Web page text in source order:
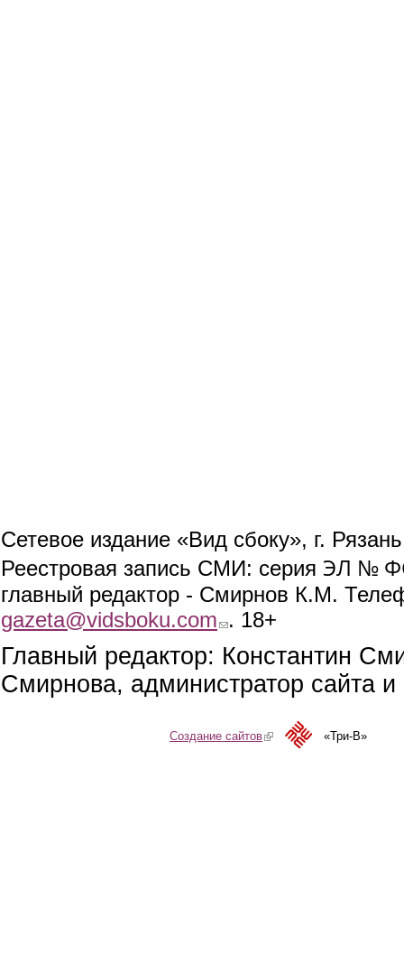
Сетевое издание «Вид сбоку», г.
Реестровая запись СМИ: серия ЭЛ №
главный редактор - Смирнов К.М.
gazeta@vidsboku.com (link sends e-mail)
. 18+
Главный редактор: Константин
Смирнова, администратор сайта
Создание сайтов(link is external)«Три-В»